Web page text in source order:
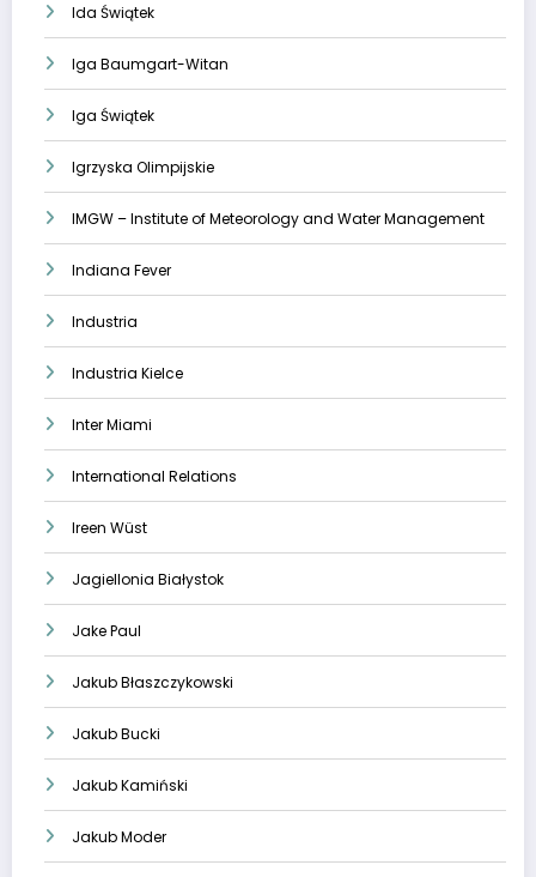
Ida Świątek
Iga Baumgart-Witan
Iga Świątek
Igrzyska Olimpijskie
IMGW – Institute of Meteorology and Water Management
Indiana Fever
Industria
Industria Kielce
Inter Miami
International Relations
Ireen Wüst
Jagiellonia Białystok
Jake Paul
Jakub Błaszczykowski
Jakub Bucki
Jakub Kamiński
Jakub Moder